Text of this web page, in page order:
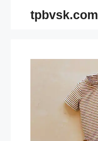
tpbvsk.com